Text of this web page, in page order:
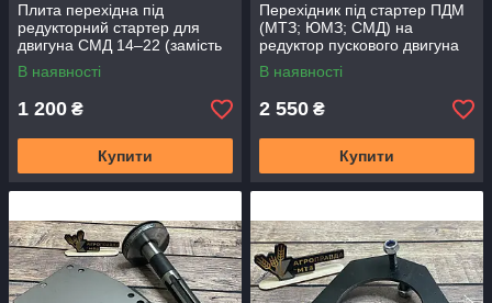
Плита перехідна під
редукторний стартер для
двигуна СМД 14–22 (замість
ПД-10)
В наявності
1 200 ₴
Купити
Перехідник під стартер ПДМ
(МТЗ; ЮМЗ; СМД) на
редуктор пускового двигуна
В наявності
2 550 ₴
Купити